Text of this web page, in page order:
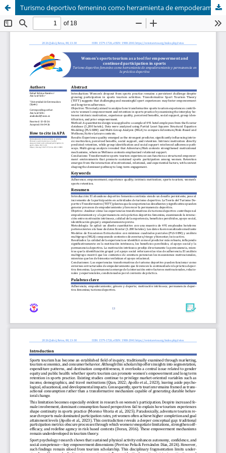
Turismo deportivo femenino como herramienta de empoderamiento y permanencia en la práctica deportiva